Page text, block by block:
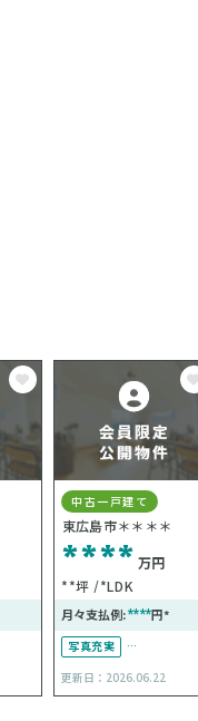
中古一戸建て
東広島市＊＊＊＊
**** 万円
**坪 *LDK
月々支払例:****円*
写真充実
リフォーム済
駐車場2台可
更新日：2026.06.22